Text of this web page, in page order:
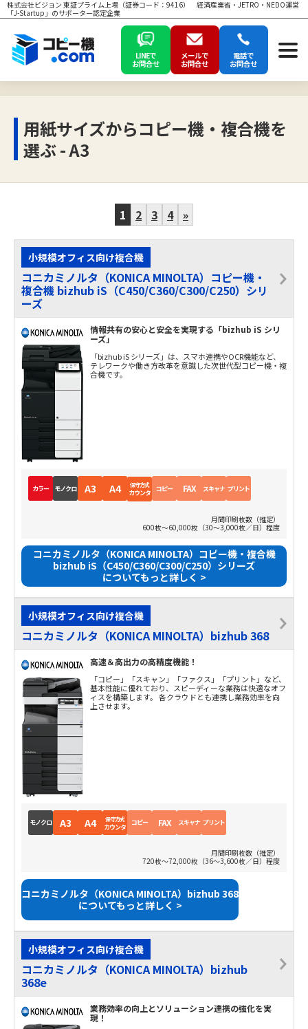
株式会社ビジョン 東証プライム上場（証券コード：9416） 経済産業省・JETRO・NEDO運営
「J-Startup」のサポーター認定企業
LINEで
お問合せ
メールで
お問合せ
電話で
お問合せ
用紙サイズからコピー機・複合機を
選ぶ - A3
1 2 3 4 »
小規模オフィス向け複合機
コニカミノルタ（KONICA MINOLTA）コピー機・
複合機 bizhub iS（C450/C360/C300/C250）シリ
ーズ
情報共有の安心と安全を実現する「bizhub iS シリ
ーズ」
「bizhub iS シリーズ」は、スマホ連携やOCR機能など、
テレワークや働き方改革を意識した次世代型コピー機・複
合機です。
カラー モノクロ A3 A4 保守方式
カウンタ コピー FAX スキャナ プリント
月間印刷枚数（推定）
600枚～60,000枚（30～3,000枚／日）程度
コニカミノルタ（KONICA MINOLTA）コピー機・複合機
bizhub iS（C450/C360/C300/C250）シリーズ
についてもっと詳しく >
小規模オフィス向け複合機
コニカミノルタ（KONICA MINOLTA）bizhub 368
高速＆高出力の高精度機能！
「コピー」「スキャン」「ファクス」「プリント」など、
基本性能に優れており、スピーディーな業務は快適なオフ
ィスを構築します。 各クラウドとも連携し業務効率を向
上させます。
モノクロ A3 A4 保守方式
カウンタ コピー FAX スキャナ プリント
月間印刷枚数（推定）
720枚～72,000枚（36～3,600枚／日）程度
コニカミノルタ（KONICA MINOLTA）bizhub 368
についてもっと詳しく >
小規模オフィス向け複合機
コニカミノルタ（KONICA MINOLTA）bizhub
368e
業務効率の向上とソリューション連携の強化を実
現！